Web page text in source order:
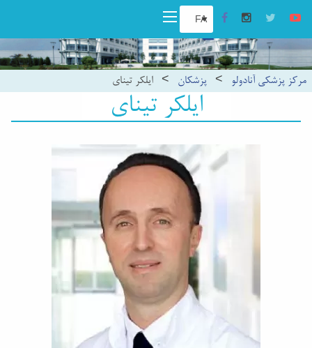
مرکز پزشکی آنادولو > پزشکان > ایلکر تینای
ایلکر تینای